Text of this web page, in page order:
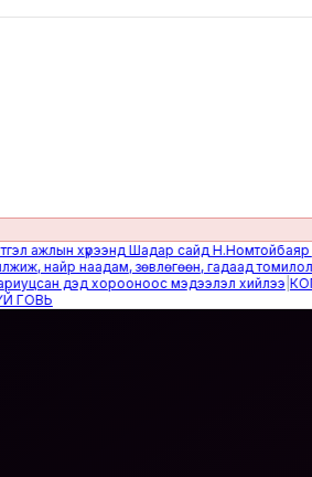
хүрээнд Шадар сайд Н.Номтойбаяр
наадам, зөвлөгөөн, гадаад томилолтыг
дэд хорооноос мэдээлэл хийлээ|КОП17